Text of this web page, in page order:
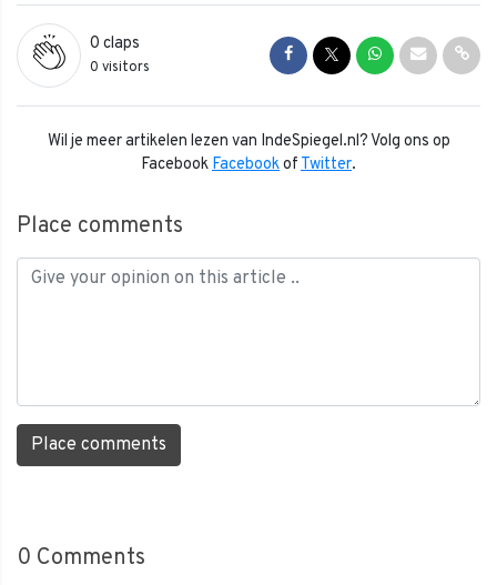
0 claps
0 visitors
Share on Facebook
Share on Twitter
Share onShare via
Wil je meer artikelen lezen van IndeSpiegel.nl? Volg ons op
FacebookFacebookofTwitter.
Place comments
Place comments
0 Comments